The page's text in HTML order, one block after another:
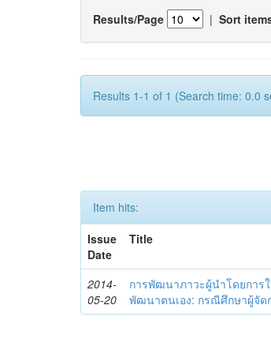
Results/Page | Sort
Results 1-1 of 1 (Search time: 0.0
Item hits:
Issue
Date
Title
2014-
05-20
การพัฒนาภาวะผู้นำโดยการ
พัฒนาตนเอง: กรณีศึกษาผู้จั